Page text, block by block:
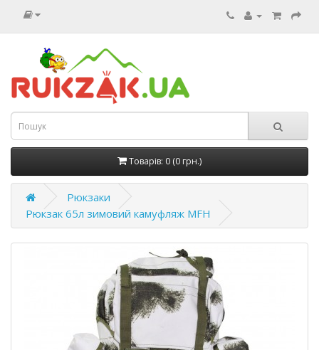
Товарів: 0 (0 грн.)
Рюкзаки
Рюкзак 65л зимовий камуфляж MFH